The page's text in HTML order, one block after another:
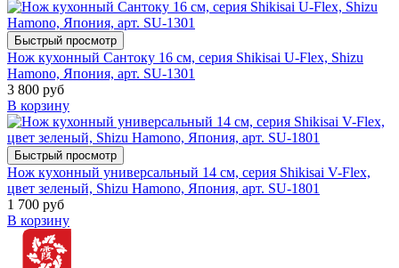
Быстрый просмотр
Нож кухонный Сантоку 16 см, серия Shikisai U-Flex, Shizu
Hamono, Япония, арт. SU-1301
3 800 руб
В корзину
Быстрый просмотр
Нож кухонный универсальный 14 см, серия Shikisai V-Flex,
цвет зеленый, Shizu Hamono, Япония, арт. SU-1801
1 700 руб
В корзину